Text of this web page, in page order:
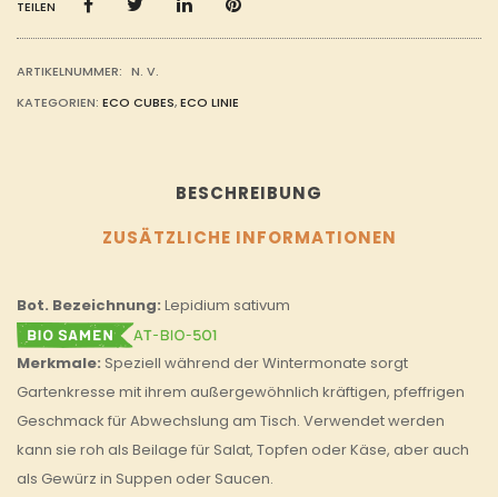
TEILEN
ARTIKELNUMMER: N. V.
KATEGORIEN: ECO CUBES,ECO LINIE
BESCHREIBUNG
ZUSÄTZLICHE INFORMATIONEN
Bot. Bezeichnung: Lepidium sativum
Merkmale: Speziell während der Wintermonate sorgt
Gartenkresse mit ihrem außergewöhnlich kräftigen, pfeffrigen
Geschmack für Abwechslung am Tisch. Verwendet werden
kann sie roh als Beilage für Salat, Topfen oder Käse, aber auch
als Gewürz in Suppen oder Saucen.